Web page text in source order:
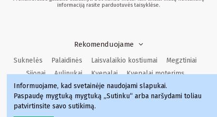
informaciją rasite parduotuvės taisyklėse.
Rekomenduojame
Suknelės Palaidinės Laisvalaikio kostiumai
Megztiniai
Sijonai
Aulinukai Kvepalai
Kvepalai moterims
Kvepalai vyrams
Kvepalai moterims
Kvepalai
Kvepalai vyrams
Informuojame, kad svetainėje naudojami slapukai.
Paspaudę mygtuką mygtuką „Sutinku“ arba naršydami toliau
patvirtinsite savo sutikimą.